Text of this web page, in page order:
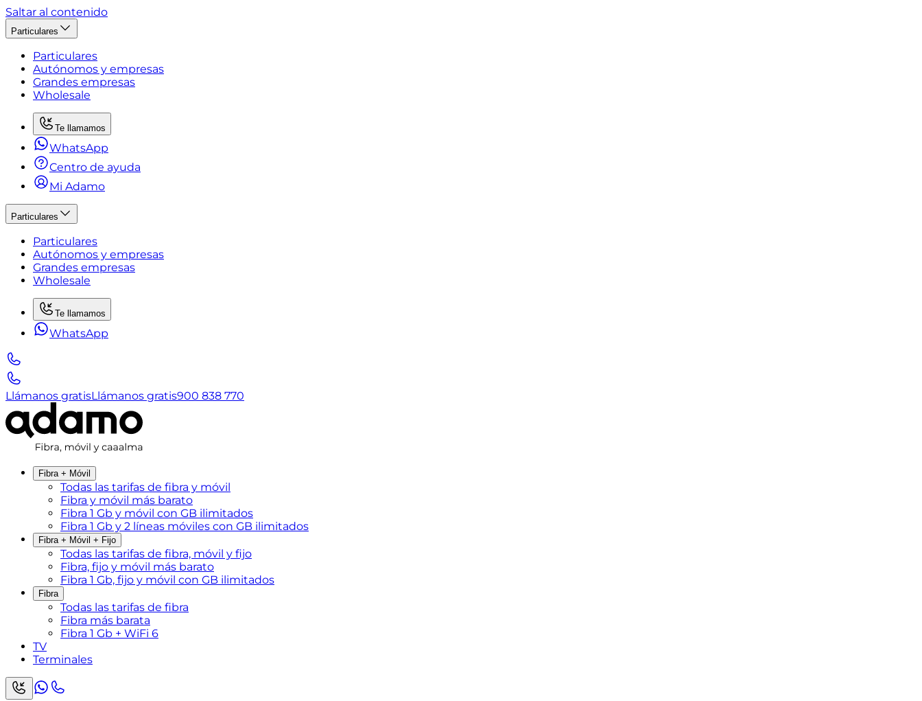
Saltar al contenido
Particulares
Particulares
Autónomos y empresas
Grandes empresas
Wholesale
Te llamamos
WhatsApp
Centro de ayuda
Mi Adamo
Particulares
Particulares
Autónomos y empresas
Grandes empresas
Wholesale
Te llamamos
WhatsApp
Llámanos gratisLlámanos gratis900 838 770
Fibra + Móvil
Todas las tarifas de fibra y móvil
Fibra y móvil más barato
Fibra 1 Gb y móvil con GB ilimitados
Fibra 1 Gb y 2 líneas móviles con GB ilimitados
Fibra + Móvil + Fijo
Todas las tarifas de fibra, móvil y fijo
Fibra, fijo y móvil más barato
Fibra 1 Gb, fijo y móvil con GB ilimitados
Fibra
Todas las tarifas de fibra
Fibra más barata
Fibra 1 Gb + WiFi 6
TV
Terminales